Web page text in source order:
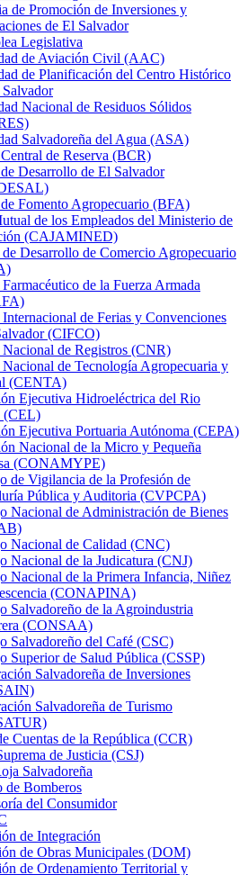
de Promoción de Inversiones y
de El Salvador
Legislativa
de Aviación Civil (AAC)
de Planificación del Centro Histórico
Salvador
Nacional de Residuos Sólidos
Salvadoreña del Agua (ASA)
de Reserva (BCR)
Desarrollo de El Salvador
Fomento Agropecuario (BFA)
de los Empleados del Ministerio de
(CAJAMINED)
Desarrollo de Comercio Agropecuario
de la Fuerza Armada
de Ferias y Convenciones
(CIFCO)
de Registros (CNR)
de Tecnología Agropecuaria y
(CENTA)
Ejecutiva Hidroeléctrica del Rio
(CEL)
Ejecutiva Portuaria Autónoma (CEPA)
Nacional de la Micro y Pequeña
(CONAMYPE)
de Vigilancia de la Profesión de
Pública y Auditoria (CVPCPA)
Nacional de Administración de Bienes
Nacional de Calidad (CNC)
Nacional de la Judicatura (CNJ)
Nacional de la Primera Infancia, Niñez
(CONAPINA)
Salvadoreño de la Agroindustria
(CONSAA)
Salvadoreño del Café (CSC)
Superior de Salud Pública (CSSP)
Salvadoreña de Inversiones
Salvadoreña de Turismo
Cuentas de la República (CCR)
de Justicia (CSJ)
Salvadoreña
de Bomberos
del Consumidor
de Integración
de Obras Municipales (DOM)
de Ordenamiento Territorial y